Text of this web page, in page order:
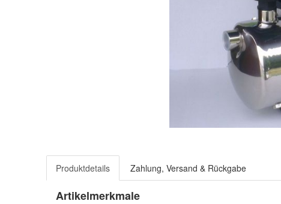
Produktdetails Zahlung, Versand & Rückgabe
Artikelmerkmale